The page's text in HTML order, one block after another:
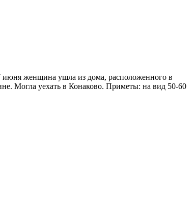
июня женщина ушла из дома, расположенного в
Могла уехать в Конаково. Приметы: на вид 50-60